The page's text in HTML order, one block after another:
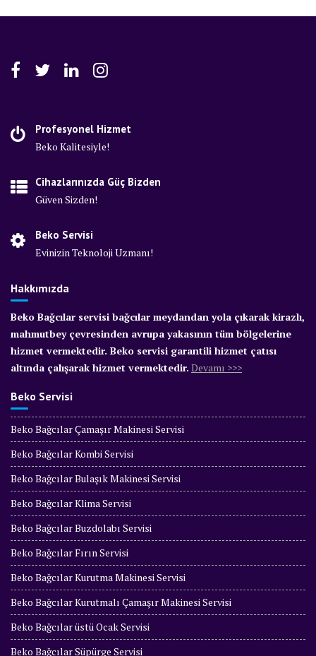
Profesyonel Hizmet
Beko Kalitesiyle!
Cihazlarınızda Güç Bizden
Güven Sizden!
Beko Servisi
Evinizin Teknoloji Uzmanı!
Hakkımızda
Beko Bağcılar servisi bağcılar meydandan yola çıkarak kirazlı,
mahmutbey çevresinden avrupa yakasının tüm bölgelerine
hizmet vermektedir. Beko servisi garantili hizmet çatısı
altında çalışarak hizmet vermektedir. Devamı >>>
Beko Servisi
Beko Bağcılar Çamaşır Makinesi Servisi
Beko Bağcılar Kombi Servisi
Beko Bağcılar Bulaşık Makinesi Servisi
Beko Bağcılar Klima Servisi
Beko Bağcılar Buzdolabı Servisi
Beko Bağcılar Fırın Servisi
Beko Bağcılar Kurutma Makinesi Servisi
Beko Bağcılar Kurutmalı Çamaşır Makinesi Servisi
Beko Bağcılar üstü Ocak Servisi
Beko Bağcılar Süpürge Servisi